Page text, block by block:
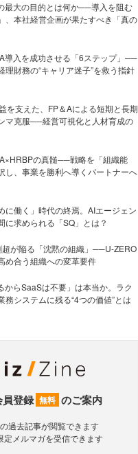
最大の目的とは何か──導入を阻む
、本社経営企画が果たすべき「真の
導入を成功させる「6ステップ」──
理財務の“キャリア迷子”を救う指針
を支えた、FP＆Aによる短期と長期
マ克服──経営可視化と人材育成の
の真髄──戦略を「組織能
し、事業を勝利へ導くパートナーへ
に働く」時代の終焉。AIエージェン
に求められる「SQ」とは？
超が陥る「沈黙の組織」──U-ZERO
め合う組織への変革要件
からSaaSは不要」は本当か。ラク
務システムに残る“4つの価値”とは
登録 無料 のご案内
の過去記事が閲覧できます
定メルマガを受信できます